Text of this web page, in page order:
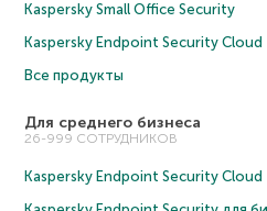
Kaspersky Small Office Security
Kaspersky Endpoint Security Cloud
Все продукты
Для среднего бизнеса
26-999 СОТРУДНИКОВ
Kaspersky Endpoint Security Cloud